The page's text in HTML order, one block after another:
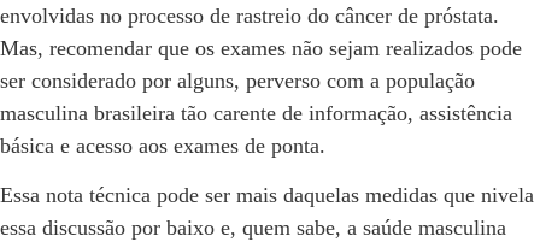
envolvidas no processo de rastreio do câncer de próstata.
Mas, recomendar que os exames não sejam realizados pode
ser considerado por alguns, perverso com a população
masculina brasileira tão carente de informação, assistência
básica e acesso aos exames de ponta.
Essa nota técnica pode ser mais daquelas medidas que nivela
essa discussão por baixo e, quem sabe, a saúde masculina